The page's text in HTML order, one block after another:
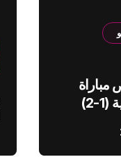
مباراة
الهلال والقادسية (1-2)